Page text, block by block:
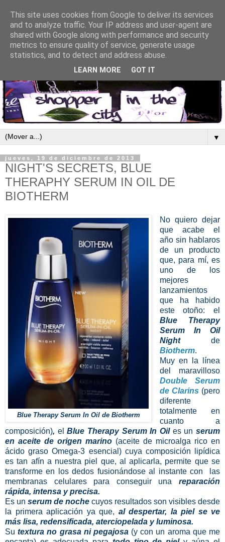
▼
jueves, 19 de diciembre de 2013
NIGHT'S SECRETS, BLUE
THERAPHY SERUM IN OIL DE
BIOTHERM
Blue Therapy Serum In Oil de Biotherm
No quiero dejar
que acabe el
año sin hablaros
de un producto
que, para mí, es
uno de los
mejores
lanzamientos
que ha habido
este otoño: el
Blue Therapy
Serum In Oil
Nightde
Biotherm.
Muy en la línea
del maravilloso
Double Serum
de Clarins (pero
diferente
totalmente en
cuanto a
composición), el Blue Therapy Serum In Oil es unserum
en aceite de origen marino (aceite de microalga rico en
ácido graso Omega-3 esencial) cuya composición lipídica
es tan afín a nuestra piel que, al aplicarla, permite que se
transforme en los dedos fusionándose al instante con las
membranas celulares para conseguir una reparación
rápida, intensa y precisa.
Es un serum de noche cuyos resultados son visibles desde
la primera aplicación ya que, al despertar, la piel se ve
más lisa, redensificada, aterciopelada y luminosa.
Sutextura no grasa ni pegajosa (y con un aroma que me
This site uses cookies from Google to deliver its services
and to analyze traffic. Your IP address and user-agent are
shared with Google along with performance and security
metrics to ensure quality of service, generate usage
statistics, and to detect and address abuse.
LEARN MORE GOT IT